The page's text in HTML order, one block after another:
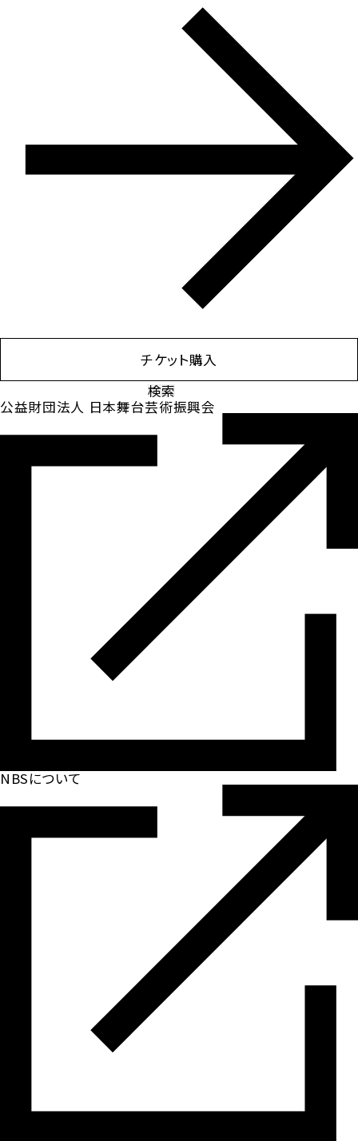
チケット購入
検
索:
公益財団法人 日本舞台芸術振興会
NBSについて